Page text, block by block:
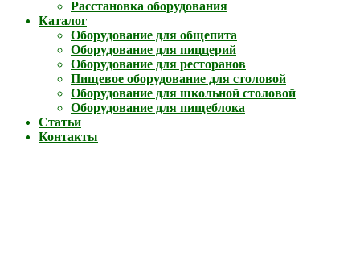
Расстановка оборудования
Каталог
Оборудование для общепита
Оборудование для пиццерий
Оборудование для ресторанов
Пищевое оборудование для столовой
Оборудование для школьной столовой
Оборудование для пищеблока
Статьи
Контакты